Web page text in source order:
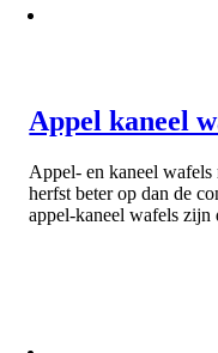
Appel kaneel
Appel- en kaneel wafels
herfst beter op dan de
appel-kaneel wafels zijn